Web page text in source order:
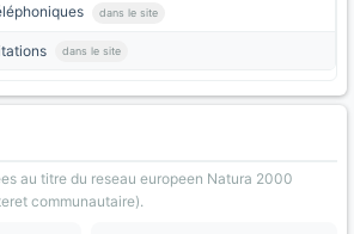
dans le site
dans le site
au titre du reseau europeen Natura 2000
communautaire).